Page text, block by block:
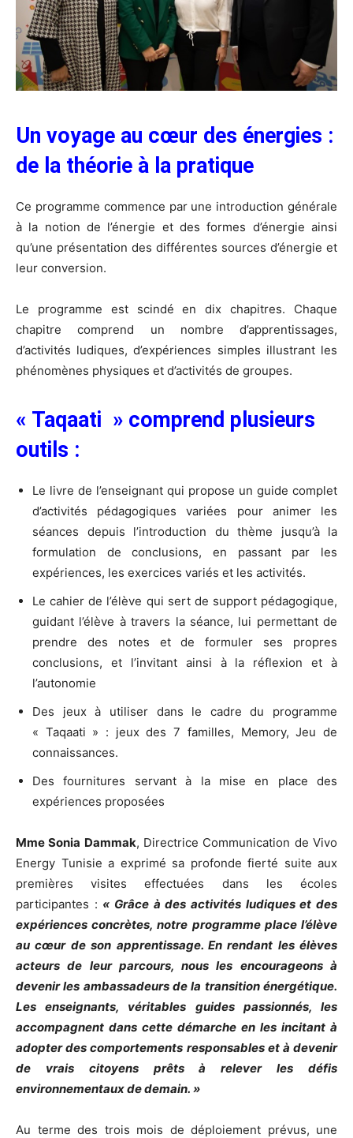
Un voyage au cœur des énergies :
de la théorie à la pratique
Ce programme commence par une introduction générale
à la notion de l’énergie et des formes d’énergie ainsi
qu’une présentation des différentes sources d’énergie et
leur conversion.
Le programme est scindé en dix chapitres. Chaque
chapitre comprend un nombre d’apprentissages,
d’activités ludiques, d’expériences simples illustrant les
phénomènes physiques et d’activités de groupes.
« Taqaati » comprend plusieurs
outils :
Le livre de l’enseignant qui propose un guide complet
d’activités pédagogiques variées pour animer les
séances depuis l’introduction du thème jusqu’à la
formulation de conclusions, en passant par les
expériences, les exercices variés et les activités.
Le cahier de l’élève qui sert de support pédagogique,
guidant l’élève à travers la séance, lui permettant de
prendre des notes et de formuler ses propres
conclusions, et l’invitant ainsi à la réflexion et à
l’autonomie
Des jeux à utiliser dans le cadre du programme
« Taqaati » : jeux des 7 familles, Memory, Jeu de
connaissances.
Des fournitures servant à la mise en place des
expériences proposées
Mme Sonia Dammak, Directrice Communication de Vivo
Energy Tunisie a exprimé sa profonde fierté suite aux
premières visites effectuées dans les écoles
participantes : « Grâce à des activités ludiques et des
expériences concrètes, notre programme place l’élève
au cœur de son apprentissage. En rendant les élèves
acteurs de leur parcours, nous les encourageons à
devenir les ambassadeurs de la transition énergétique.
Les enseignants, véritables guides passionnés, les
accompagnent dans cette démarche en les incitant à
adopter des comportements responsables et à devenir
de vrais citoyens prêts à relever les défis
environnementaux de demain. »
Au terme des trois mois de déploiement prévus, une